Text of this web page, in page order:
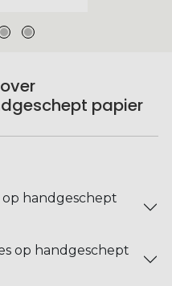
papier
handgeschept
op handgeschept